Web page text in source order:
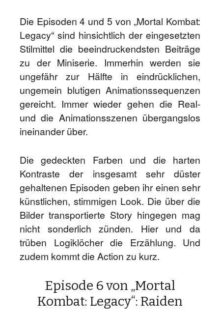
Die Episoden 4 und 5 von „Mortal Kombat:
Legacy“ sind hinsichtlich der eingesetzten
Stilmittel die beeindruckendsten Beiträge
zu der Miniserie. Immerhin werden sie
ungefähr zur Hälfte in eindrücklichen,
ungemein blutigen Animationssequenzen
gereicht. Immer wieder gehen die Real-
und die Animationsszenen übergangslos
ineinander über.
Die gedeckten Farben und die harten
Kontraste der insgesamt sehr düster
gehaltenen Episoden geben ihr einen sehr
künstlichen, stimmigen Look. Die über die
Bilder transportierte Story hingegen mag
nicht sonderlich zünden. Hier und da
trüben Logiklöcher die Erzählung. Und
zudem kommt die Action zu kurz.
Episode 6 von „Mortal
Kombat: Legacy“: Raiden